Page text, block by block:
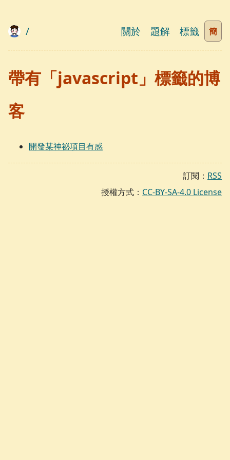
/ 關於 題解 標籤 簡
帶有「javascript」標籤的博
客
開發某神祕項目有感
訂閱： RSS
授權方式： CC-BY-SA-4.0 License